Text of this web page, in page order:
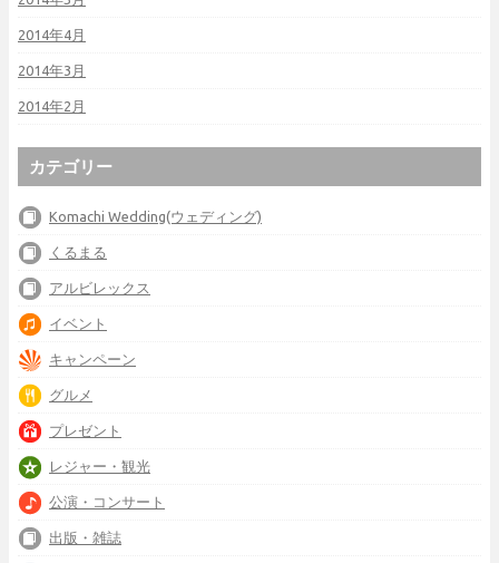
2014年4月
2014年3月
2014年2月
カテゴリー
Komachi Wedding(ウェディング)
くるまる
アルビレックス
イベント
キャンペーン
グルメ
プレゼント
レジャー・観光
公演・コンサート
出版・雑誌